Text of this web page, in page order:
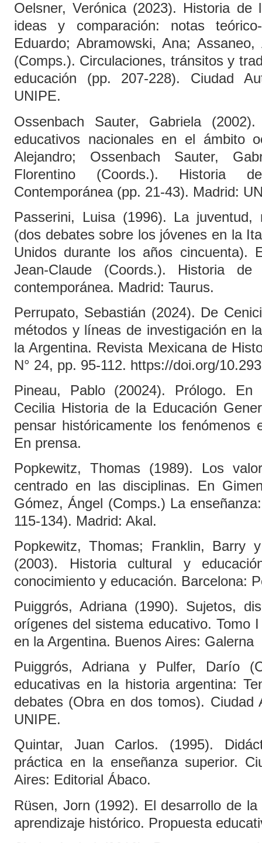
Oelsner, Verónica (2023). Historia de
ideas y comparación: notas
Eduardo; Abramowski, Ana;
(Comps.). Circulaciones, tránsitos y
educación (pp. 207-228). Ciudad
UNIPE.
Ossenbach Sauter, Gabriela
educativos nacionales en el ámbito
Alejandro; Ossenbach Sauter,
Florentino (Coords.). Historia
Contemporánea (pp. 21-43). Madrid:
Passerini, Luisa (1996). La
(dos debates sobre los jóvenes en la
Unidos durante los años cincuenta).
Jean-Claude (Coords.). Historia
contemporánea. Madrid: Taurus.
Perrupato, Sebastián (2024). De
métodos y líneas de investigación en
la Argentina. Revista Mexicana de
N° 24, pp. 95-112. https://doi.org/
Pineau, Pablo (20024). Prólogo. En
Cecilia Historia de la Educación
pensar históricamente los fenómenos
En prensa.
Popkewitz, Thomas (1989). Los
centrado en las disciplinas. En
Gómez, Ángel (Comps.) La
115-134). Madrid: Akal.
Popkewitz, Thomas; Franklin, Barry
(2003). Historia cultural y
conocimiento y educación. Barcelona:
Puiggrós, Adriana (1990). Sujetos,
orígenes del sistema educativo. Tomo
en la Argentina. Buenos Aires: Galerna
Puiggrós, Adriana y Pulfer, Darío
educativas en la historia argentina:
debates (Obra en dos tomos). Ciudad
UNIPE.
Quintar, Juan Carlos. (1995).
práctica en la enseñanza superior.
Aires: Editorial Ábaco.
Rüsen, Jorn (1992). El desarrollo de
aprendizaje histórico. Propuesta